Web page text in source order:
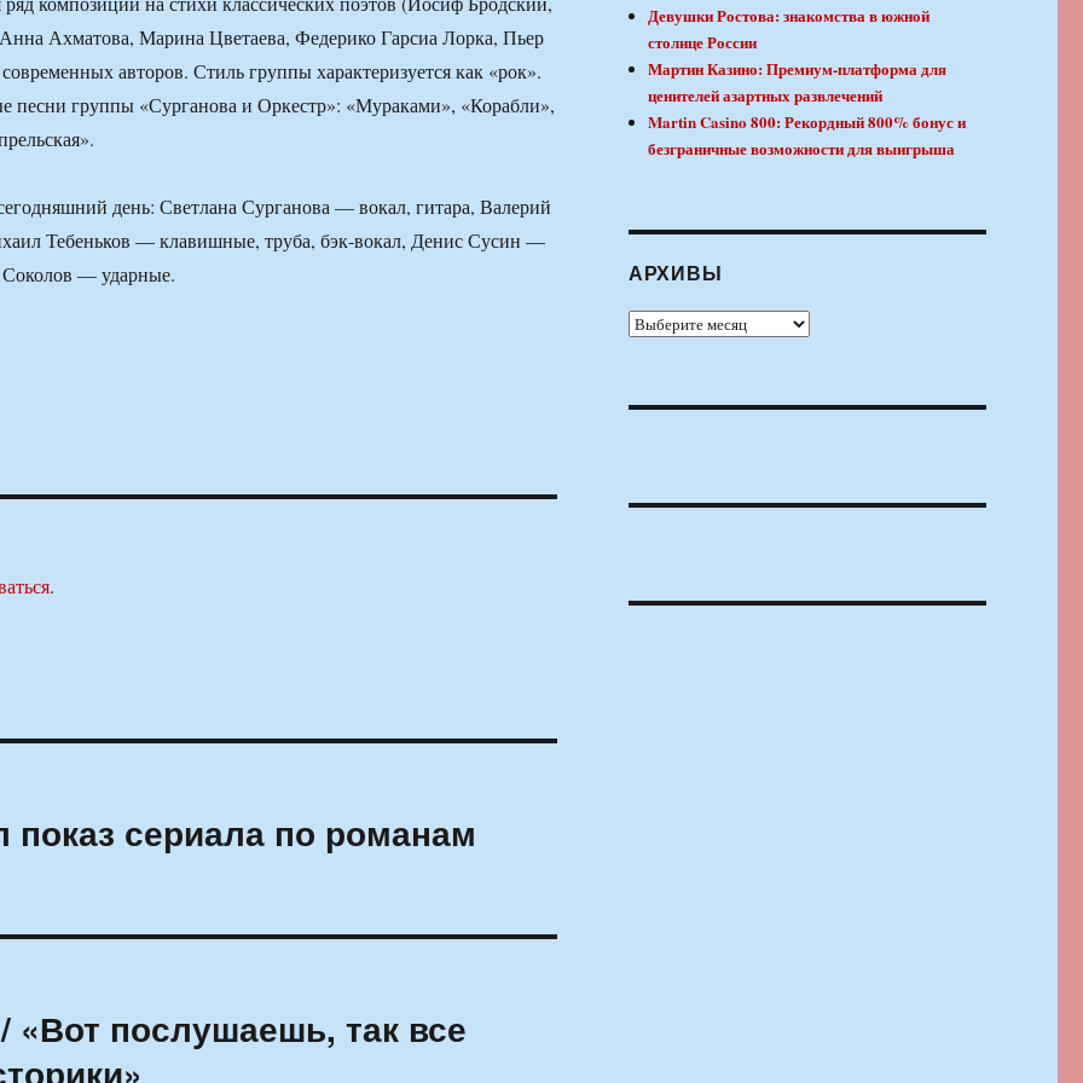
Ахматова, Марина Цветаева, Федерико Гарсиа Лорка, Пьер
авторов. Стиль группы характеризуется как «рок».
песни группы «Сурганова и Оркестр»: «Мураками», «Корабли»,
день: Светлана Сурганова — вокал, гитара, Валерий
Тебеньков — клавишные, труба, бэк-вокал, Денис Сусин —
Соколов — ударные.
.
показ сериала по романам
«Вот послушаешь, так все
Девушки Ростова: знакомства в южной
столице России
Мартин Казино: Премиум-платформа для
ценителей азартных развлечений
Martin Casino 800: Рекордный 800% бонус и
безграничные возможности для выигрыша
АРХИВЫ
Архивы